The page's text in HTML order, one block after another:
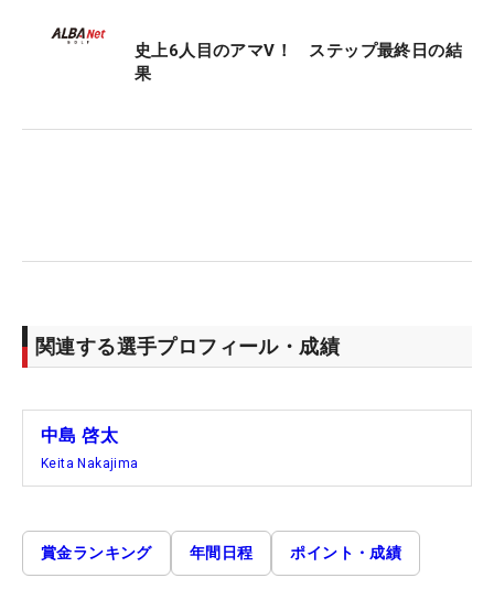
史上6人目のアマV！ ステップ最終日の結
果
関連する選手プロフィール・成績
中島 啓太
Keita Nakajima
賞金ランキング 年間日程 ポイント・成績